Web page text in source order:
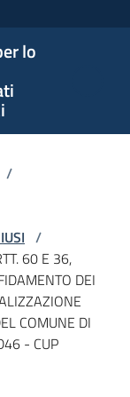
lo
/
/
60 E 36,
DEI
COMUNE DI
- CUP